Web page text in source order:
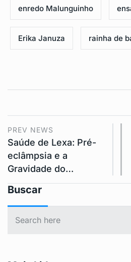
enredo Malunguinho
Erika Januza rainha de
PREV NEWS
Saúde de Lexa: Pré-
eclâmpsia e a
Gravidade do…
Buscar